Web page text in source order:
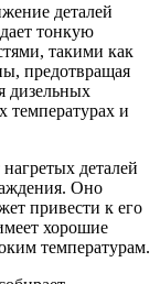
деталей
тонкую
такими как
предотвращая
дизельных
температурах и
деталей
Оно
привести к его
хорошие
температурам.